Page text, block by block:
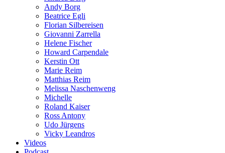
Andy Borg
Beatrice Egli
Florian Silbereisen
Giovanni Zarrella
Helene Fischer
Howard Carpendale
Kerstin Ott
Marie Reim
Matthias Reim
Melissa Naschenweng
Michelle
Roland Kaiser
Ross Antony
Udo Jürgens
Vicky Leandros
Videos